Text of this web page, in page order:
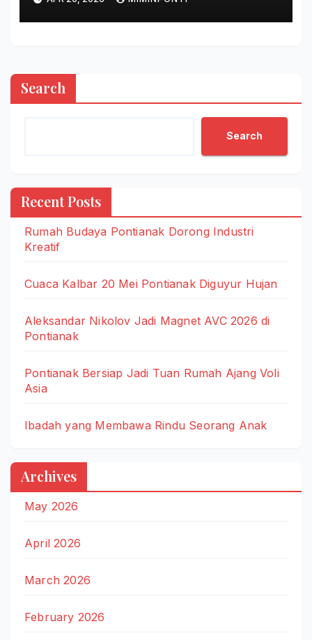
Search
Search
Recent Posts
Rumah Budaya Pontianak Dorong Industri
Kreatif
Cuaca Kalbar 20 Mei Pontianak Diguyur Hujan
Aleksandar Nikolov Jadi Magnet AVC 2026 di
Pontianak
Pontianak Bersiap Jadi Tuan Rumah Ajang Voli
Asia
Ibadah yang Membawa Rindu Seorang Anak
Archives
May 2026
April 2026
March 2026
February 2026